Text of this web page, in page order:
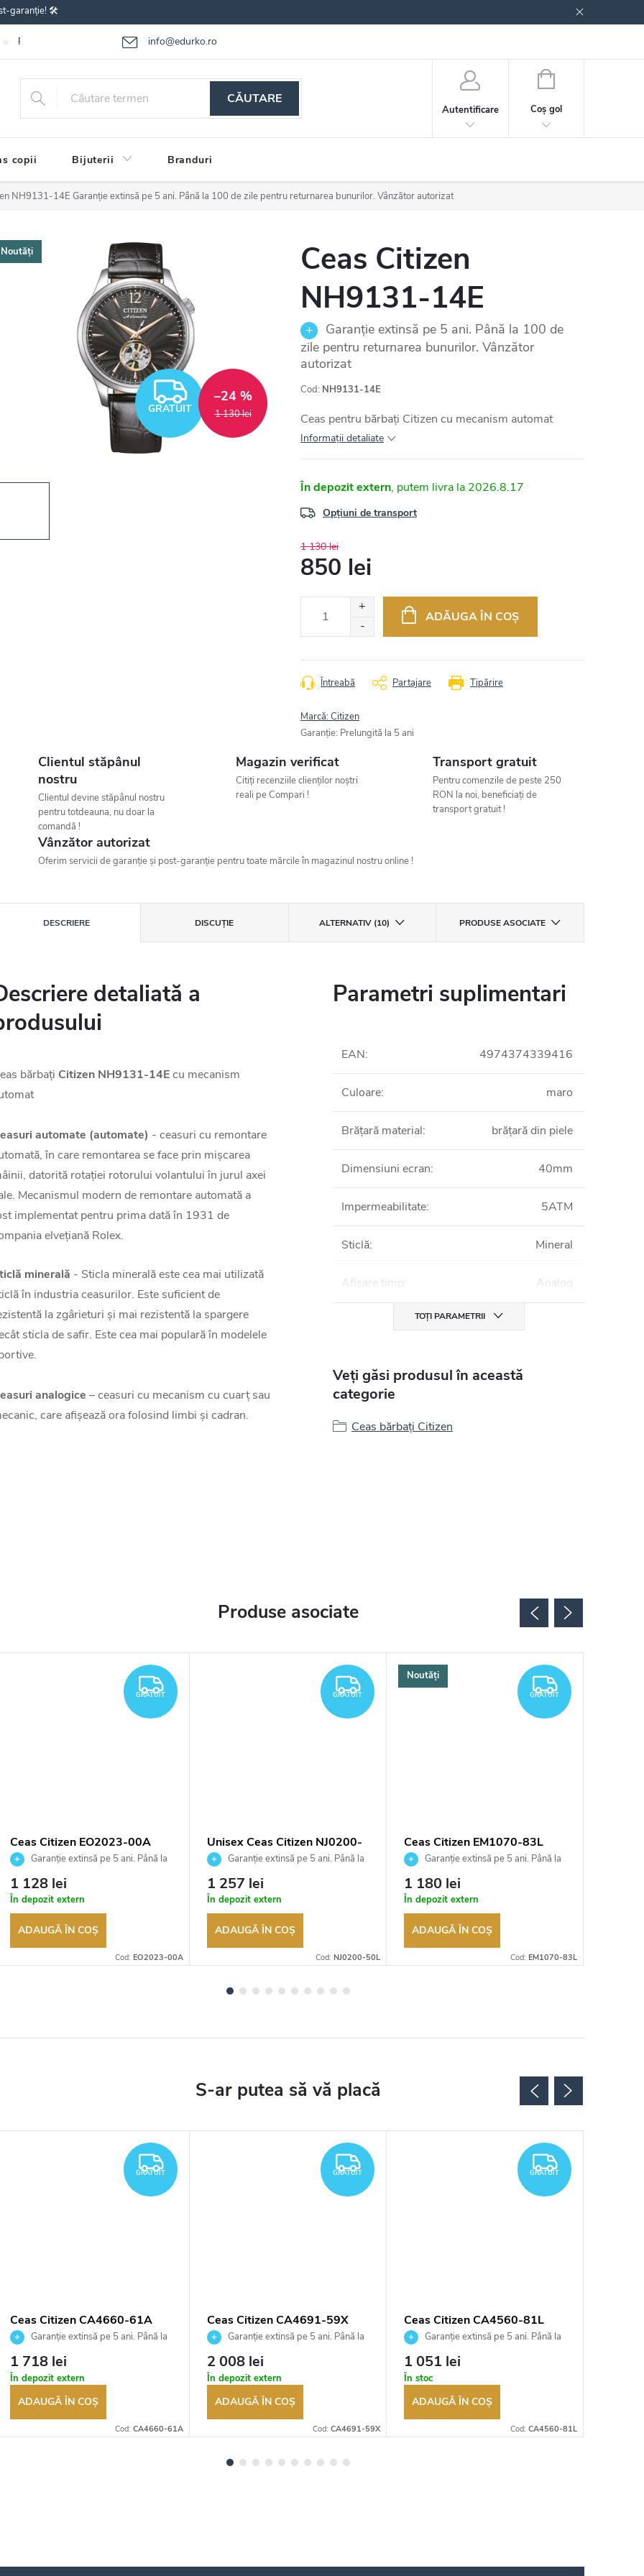
garanție! 🛠️
info@edurko.ro
Reclamațiile bunurilor Întrebări frecvente
CĂUTARE
Autentificare
COŞ
CUMPĂRĂTURI
Coş gol
copii Bijuterii Branduri
NH9131-14E Garanție extinsă pe 5 ani. Până la 100 de zile pentru returnarea bunurilor. Vânzător autorizat
Noutăți
GRATUIT
GRATUIT 1 130 lei
–24 %
Ceas Citizen
NH9131-14E
Garanție extinsă pe 5 ani. Până la 100 de
zile pentru returnarea bunurilor. Vânzător
autorizat
Cod: NH9131-14E
Ceas pentru bărbați Citizen cu mecanism automat
Informaţii detaliate
În depozit extern 2026.8.17
Opțiuni de transport
1 130 lei
850 lei
ADĂUGA ÎN COŞ
Tipărire
Întreabă Partajare
Marcă:Citizen
Garanţie: Prelungită la 5 ani
Clientul stăpânul
nostru
Clientul devine stăpânul nostru
pentru totdeauna, nu doar la
comandă !
Magazin verificat
Citiți recenziile clienților noștri
reali pe Compari !
Transport gratuit
Pentru comenzile de peste 250
RON la noi, beneficiați de
transport gratuit !
Vânzător autorizat
Oferim servicii de garanție și post-garanție pentru toate mărcile în magazinul nostru online !
DESCRIERE DISCUŢIE ALTERNATIV (10) PRODUSE ASOCIATE
detaliată a
bărbați Citizen NH9131-14Ecu mecanism
automate (automate) - ceasuri cu remontare
în care remontarea se face prin mișcarea
datorită rotației rotorului volantului în jurul axei
Mecanismul modern de remontare automată a
implementat pentru prima dată în 1931 de
elvețiană Rolex.
minerală - Sticla minerală este cea mai utilizată
în industria ceasurilor. Este suficient de
la zgârieturi și mai rezistentă la spargere
sticla de safir. Este cea mai populară în modelele
analogice – ceasuri cu mecanism cu cuarț sau
care afișează ora folosind limbi și cadran.
Parametri suplimentari
EAN: 4974374339416
Culoare: maro
Brățară material: brățară din piele
Dimensiuni ecran: 40mm
Impermeabilitate: 5ATM
Sticlă: Mineral
Afișare timp: Analog
TOȚI PARAMETRII
Veți găsi produsul în această
categorie
Ceas bărbați Citizen
Produse asociate
GRATUIT
GRATUIT
Ceas Citizen EO2023-00A
Garanție extinsă pe 5 ani. Până la
100 de zile pentru returnarea
bunurilor. Vânzător autorizat
1 128 lei
În depozit extern
ADAUGĂ ÎN COŞ
Cod: EO2023-00A
GRATUIT
GRATUIT
Unisex Ceas Citizen NJ0200-
50L Garanție extinsă pe 5 ani. Până la
100 de zile pentru returnarea
bunurilor. Vânzător autorizat
1 257 lei
În depozit extern
ADAUGĂ ÎN COŞ
Cod: NJ0200-50L
Noutăți GRATUIT
GRATUIT
Ceas Citizen EM1070-83L
Garanție extinsă pe 5 ani. Până la
100 de zile pentru returnarea
bunurilor. Vânzător autorizat
1 180 lei
În depozit extern
ADAUGĂ ÎN COŞ
Cod: EM1070-83L
GRATUIT
GRATUIT
Ceas Citizen CA4660-61A
Garanție extinsă pe 5 ani. Până la
100 de zile pentru returnarea
bunurilor. Vânzător autorizat
1 718 lei
În depozit extern
ADAUGĂ ÎN COŞ
Cod: CA4660-61A
GRATUIT
GRATUIT
Ceas Citizen CA4691-59X
Garanție extinsă pe 5 ani. Până la
100 de zile pentru returnarea
bunurilor. Vânzător autorizat
2 008 lei
În depozit extern
ADAUGĂ ÎN COŞ
Cod: CA4691-59X
GRATUIT
GRATUIT
Ceas Citizen CA4560-81L
Garanție extinsă pe 5 ani. Până la
100 de zile pentru returnarea
bunurilor. Vânzător autorizat
1 051 lei
În stoc
ADAUGĂ ÎN COŞ
Cod: CA4560-81L